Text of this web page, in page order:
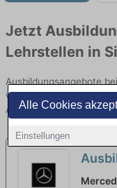
Alle Cookies
Einstellungen
Jetzt
Lehrstellen in
Ausbildungsangebote
von namhaften Firmen.
Arbeitgebern und